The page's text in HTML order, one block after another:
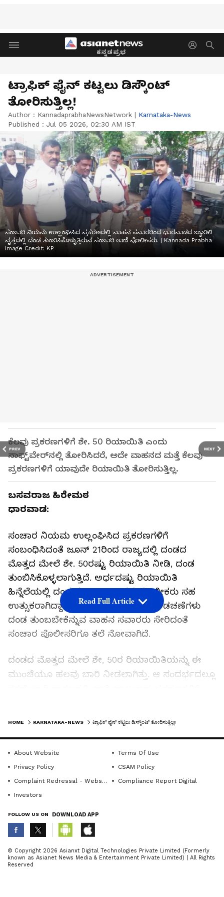
ಕನ್ನಡಪ್ರಭ
PREV NEXT
ಟ್ರಾಫಿಕ್‌ ಫೈನ್‌ ಕಟ್ಟಲು ಡಿಸ್ಕೌಂಟ್‌
ತೋರಿಸುತ್ತಿಲ್ಲ!
Author : KannadaprabhaNewsNetwork | Karnataka-News
Published : Jul 05 2026, 02:30 AM IST
ಸಂಚಾರಿ ನಿಯಮ ಉಲ್ಲಂಘಿಸಿದ ಪ್ರಕರಣದಲ್ಲಿ ವಾಹನ ಸವಾರರಿಂದ ಧಾರವಾಡದ ಜ್ಯುಬಿಲಿ
ವೃತ್ತದಲ್ಲಿ ದಂಡ ತುಂಬಿಸಿಕೊಳ್ಳುತ್ತಿರುವ ಸಂಚಾರಿ ಠಾಣೆ ಪೊಲೀಸರು. | Kannada Prabha
Image Credit: KP
ಕೆಲವು ಪ್ರಕರಣಗಳಿಗೆ ಶೇ. 50 ರಿಯಾಯಿತಿ ಎಂದು
ಸಾಫ್ಟ್‌ವೇರ್‌ನಲ್ಲಿ ತೋರಿಸಿದರೆ, ಅದೇ ವಾಹನದ ಮತ್ತೆ ಕೆಲವು
ಪ್ರಕರಣಗಳಿಗೆ ಯಾವುದೇ ರಿಯಾಯಿತಿ ತೋರಿಸುತ್ತಿಲ್ಲ.
ಬಸವರಾಜ ಹಿರೇಮಠ
ಧಾರವಾಡ:
ಸಂಚಾರ ನಿಯಮ ಉಲ್ಲಂಘಿಸಿದ ಪ್ರಕರಣಗಳಿಗೆ
ಸಂಬಂಧಿಸಿದಂತೆ ಜೂನ್‌ 21ರಿಂದ ರಾಜ್ಯದಲ್ಲಿ ದಂಡದ
ಮೊತ್ತದ ಮೇಲೆ ಶೇ. 50ರಷ್ಟು ರಿಯಾಯಿತಿ ನೀಡಿ, ದಂಡ
ತುಂಬಿಸಿಕೊಳ್ಳಲಾಗುತ್ತಿದೆ. ಅರ್ಧದಷ್ಟು ರಿಯಾಯಿತಿ
ಹಿನ್ನೆಲೆಯಲ್ಲಿ ದಂಡ ತುಂಬಲು ವಾಹನ ಮಾಲೀಕರು ಸಹ
ಉತ್ಸುಕರಾಗಿದ್ದಾರೆ. ಆದರೆ, ಕೆಲವು ತಾಂತ್ರಿಕ ಅಡಚಣೆಗಳು
ದಂಡ ತುಂಬಬೇಕೆನ್ನುವ ವಾಹನ ಸವಾರರು ಸೇರಿದಂತೆ
ಸಂಚಾರ ಪೊಲೀಸರಿಗೂ ತಲೆ ನೋವಾಗಿದೆ.
ದಂಡದ ಮೊತ್ತದ ಮೇಲೆ ಶೇ, 50ರ ರಿಯಾಯಿತಿಯನ್ನು ಈ
ಮುಂಚೆಯೂ ಹಲವು ಬಾರಿ ನೀಡಲಾಗಿತ್ತು. ಆ ಸಂದರ್ಭದಲ್ಲೂ
ತುಂಬಲು ಉತ್ಸುಕರಾಗಿದ್ದಾರೆ. ಒಂದು ಬಾರಿ ಟ್ರಾಫಿಕ್
ರಿಯಾಯಿತಿ ಅವಕಾಶ ಬಳಸಿಕೊಳ್ಳಲು ಬಹುತೇಕ ವಾಹನ
ಸವಾರರು ತುದಿಗಾಲಿನ ಮೇಲಿದ್ದಾರೆ.
ಸಾಫ್ಟ್‌ವೇರ್‌ ಸಮಸ್ಯೆ:
ಆದರೆ, ಈ ಮುಂಚೆ ದಾಖಲಾಗಿರುವ ಪ್ರಕರಣದ ಪೈಕಿ ಕೆಲವು
ಪ್ರಕರಣಗಳಿಗೆ ಶೇ. 50 ರಿಯಾಯಿತಿ ಎಂದು ಸಾಫ್ಟ್‌ವೇರ್‌ನಲ್ಲಿ
Read Full Article
ABOUT THE AUTHOR
K KannadaprabhaNewsNetwork
HOME KARNATAKA-NEWS ಟ್ರಾಫಿಕ್‌ ಫೈನ್‌ ಕಟ್ಟಲು ಡಿಸ್ಕೌಂಟ್‌ ತೋರಿಸುತ್ತಿಲ್ಲ!
About Website
Terms Of Use
Privacy Policy
CSAM Policy
Complaint Redressal - Website
Compliance Report Digital
Investors
FOLLOW US ON DOWNLOAD APP
© Copyright 2026 Asianxt Digital Technologies Private Limited (Formerly
known as Asianet News Media & Entertainment Private Limited) | All Rights
Reserved